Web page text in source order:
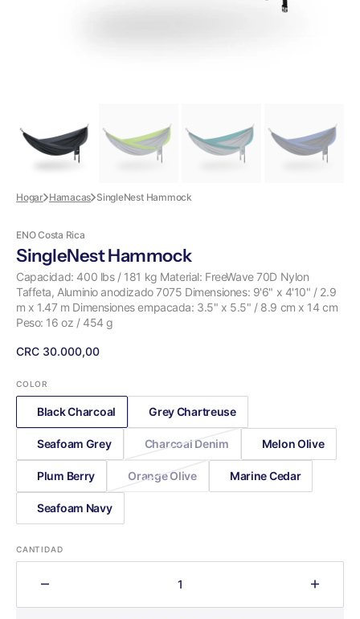
Hogar Hamacas SingleNest Hammock
ENO Costa Rica
SingleNest Hammock
Capacidad: 400 lbs / 181 kg Material: FreeWave 70D Nylon
Taffeta, Aluminio anodizado 7075 Dimensiones: 9'6" x 4'10" / 2.9
m x 1.47 m Dimensiones empacada: 3.5" x 5.5" / 8.9 cm x 14 cm
Peso: 16 oz / 454 g
Precio
CRC 30.000,00
COLOR
Black Charcoal Grey Chartreuse
Seafoam Grey Charcoal Denim Melon Olive
Plum Berry Orange Olive Marine Cedar
Seafoam Navy
CANTIDAD
cantidad